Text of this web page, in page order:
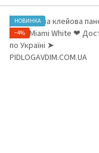
НОВИНКА
−4%